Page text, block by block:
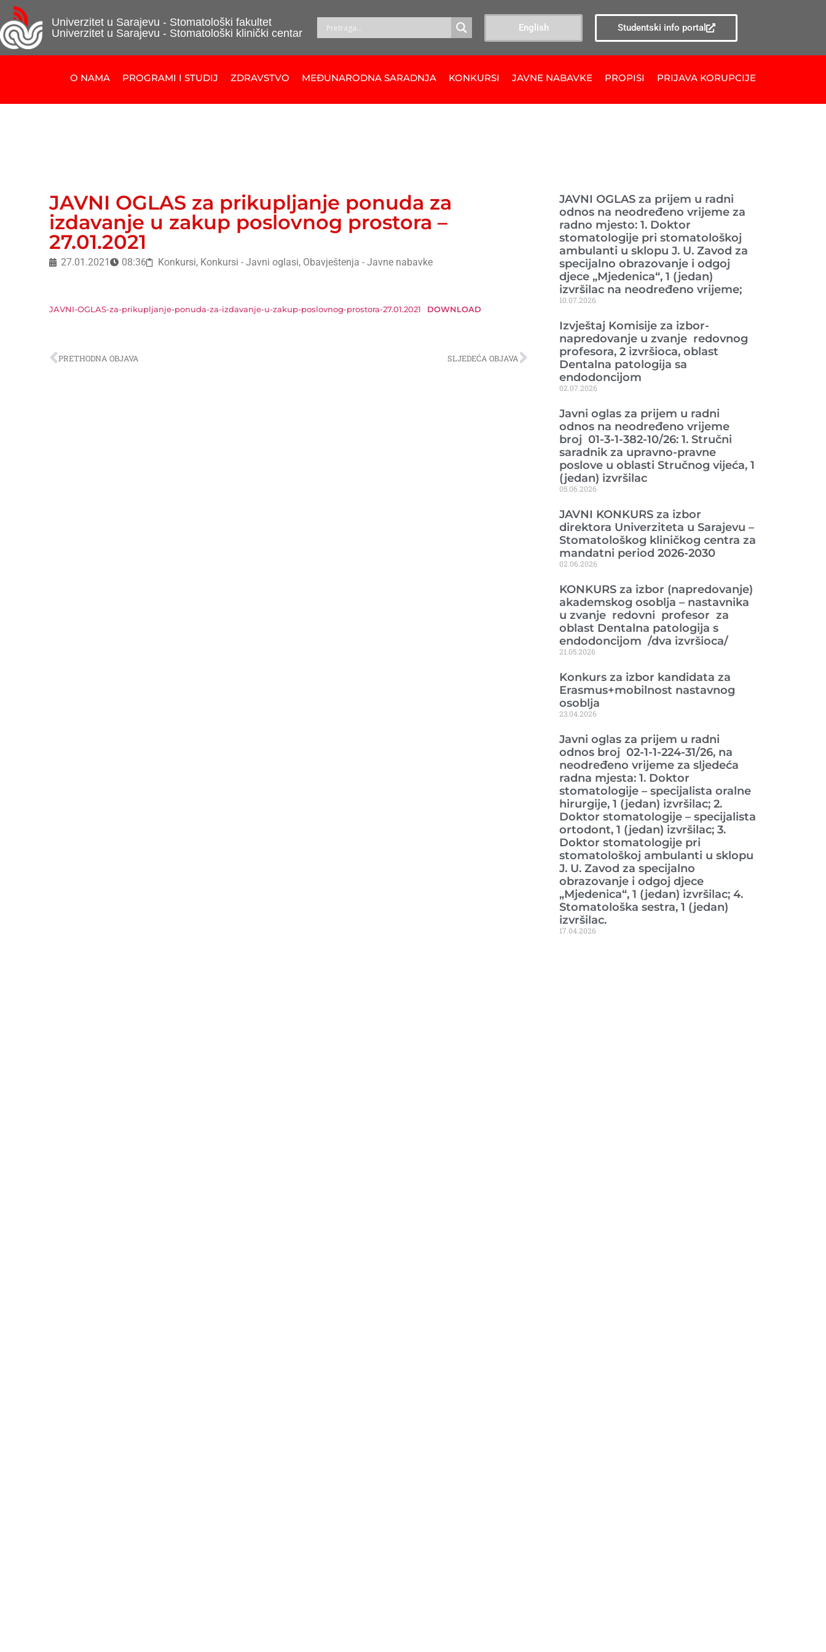
Univerzitet u Sarajevu - Stomatološki fakultet
Univerzitet u Sarajevu - Stomatološki klinički centar
English Studentski info portal
O NAMA PROGRAMI I STUDIJ ZDRAVSTVO MEĐUNARODNA SARADNJA KONKURSI JAVNE NABAVKE PROPISI PRIJAVA KORUPCIJE
JAVNI OGLAS za prikupljanje ponuda za
izdavanje u zakup poslovnog prostora –
27.01.2021
27.01.2021 08:36 Konkursi, Konkursi - Javni oglasi, Obavještenja - Javne nabavke
JAVNI-OGLAS-za-prikupljanje-ponuda-za-izdavanje-u-zakup-poslovnog-prostora-27.01.2021 DOWNLOAD
PRETHODNA OBJAVA SLJEDEĆA OBJAVA
JAVNI OGLAS za prijem u radni
odnos na neodređeno vrijeme za
radno mjesto: 1. Doktor
stomatologije pri stomatološkoj
ambulanti u sklopu J. U. Zavod za
specijalno obrazovanje i odgoj
djece „Mjedenica“, 1 (jedan)
izvršilac na neodređeno vrijeme;
10.07.2026
Izvještaj Komisije za izbor-
napredovanje u zvanje redovnog
profesora, 2 izvršioca, oblast
Dentalna patologija sa
endodoncijom
02.07.2026
Javni oglas za prijem u radni
odnos na neodređeno vrijeme
broj 01-3-1-382-10/26: 1. Stručni
saradnik za upravno-pravne
poslove u oblasti Stručnog vijeća, 1
(jedan) izvršilac
05.06.2026
JAVNI KONKURS za izbor
direktora Univerziteta u Sarajevu –
Stomatološkog kliničkog centra za
mandatni period 2026-2030
02.06.2026
KONKURS za izbor (napredovanje)
akademskog osoblja – nastavnika
u zvanje redovni profesor za
oblast Dentalna patologija s
endodoncijom /dva izvršioca/
21.05.2026
Konkurs za izbor kandidata za
Erasmus+mobilnost nastavnog
osoblja
23.04.2026
Javni oglas za prijem u radni
odnos broj 02-1-1-224-31/26, na
neodređeno vrijeme za sljedeća
radna mjesta: 1. Doktor
stomatologije – specijalista oralne
hirurgije, 1 (jedan) izvršilac; 2.
Doktor stomatologije – specijalista
ortodont, 1 (jedan) izvršilac; 3.
Doktor stomatologije pri
stomatološkoj ambulanti u sklopu
J. U. Zavod za specijalno
obrazovanje i odgoj djece
„Mjedenica“, 1 (jedan) izvršilac; 4.
Stomatološka sestra, 1 (jedan)
izvršilac.
17.04.2026